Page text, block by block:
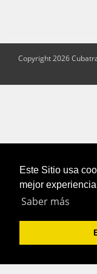
Este Sitio usa
mejor
Saber más
Copyright 2026